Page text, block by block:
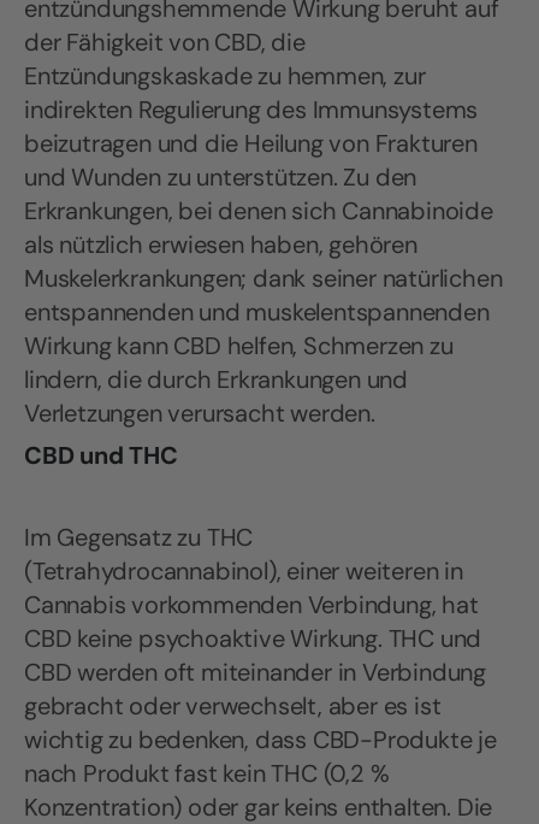
entzündungshemmende Wirkung beruht auf
der Fähigkeit von CBD, die
Entzündungskaskade zu hemmen, zur
indirekten Regulierung des Immunsystems
beizutragen und die Heilung von Frakturen
und Wunden zu unterstützen. Zu den
Erkrankungen, bei denen sich Cannabinoide
als nützlich erwiesen haben, gehören
Muskelerkrankungen; dank seiner natürlichen
entspannenden und muskelentspannenden
Wirkung kann CBD helfen, Schmerzen zu
lindern, die durch Erkrankungen und
Verletzungen verursacht werden.
CBD und THC
Im Gegensatz zu THC
(Tetrahydrocannabinol), einer weiteren in
Cannabis vorkommenden Verbindung, hat
CBD keine psychoaktive Wirkung. THC und
CBD werden oft miteinander in Verbindung
gebracht oder verwechselt, aber es ist
wichtig zu bedenken, dass CBD-Produkte je
nach Produkt fast kein THC (0,2 %
Konzentration) oder gar keins enthalten. Die